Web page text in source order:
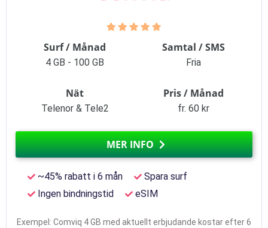
Surf / Månad
4 GB - 100 GB
Samtal / SMS
Fria
Nät
Telenor & Tele2
Pris / Månad
fr. 60 kr
MER INFO
~45% rabatt i 6 mån
Spara surf
Ingen bindningstid
eSIM
Exempel: Comviq 4 GB med aktuellt erbjudande kostar efter 6